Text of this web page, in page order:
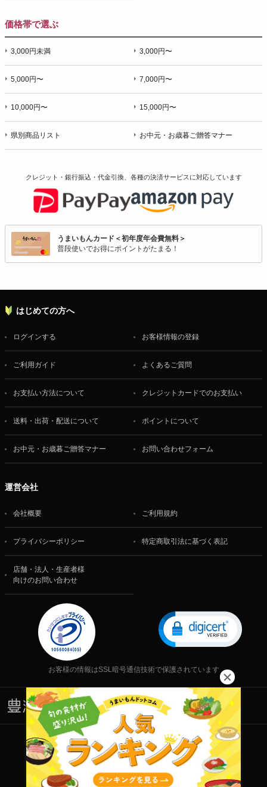
価格帯で選ぶ
3,000円未満 3,000円〜
5,000円〜 7,000円〜
10,000円〜 15,000円〜
県別商品リスト お中元・お歳暮ご贈答マナー
クレジット・銀行振込・代金引換、各種の決済サービスに対応しています
うまいもんカード＜初年度年会費無料＞
普段使いでお得にポイントがたまる！
はじめての方へ
ログインする お客様情報の登録
ご利用ガイド よくあるご質問
お支払い方法について クレジットカードでのお支払い
送料・出荷・配送について ポイントについて
お中元・お歳暮ご贈答マナー お問い合わせフォーム
運営会社
会社概要 ご利用規約
プライバシーポリシー 特定商取引法に基づく表記
店舗・法人・生産者様
向けのお問い合わせ
お客様の情報はSSL暗号通信技術で保護されています
株式会社 食文化
Copyright © 2001-2026 株式会社 食文化 All rights reserved.
当サイト内の文章・画像等の一切の無断転載および転用を禁じます。